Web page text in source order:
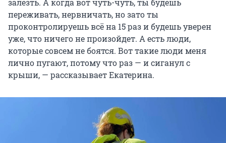
залезть. А когда вот чуть-чуть, ты будешь
переживать, нервничать, но зато ты
проконтролируешь всё на 15 раз и будешь уверен
уже, что ничего не произойдет. А есть люди,
которые совсем не боятся. Вот такие люди меня
лично пугают, потому что раз — и сиганул с
крыши, — рассказывает Екатерина.